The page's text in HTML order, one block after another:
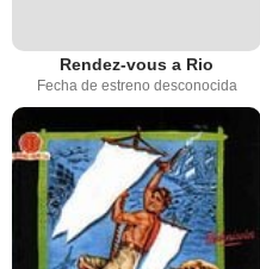
Rendez-vous a Rio
Fecha de estreno desconocida